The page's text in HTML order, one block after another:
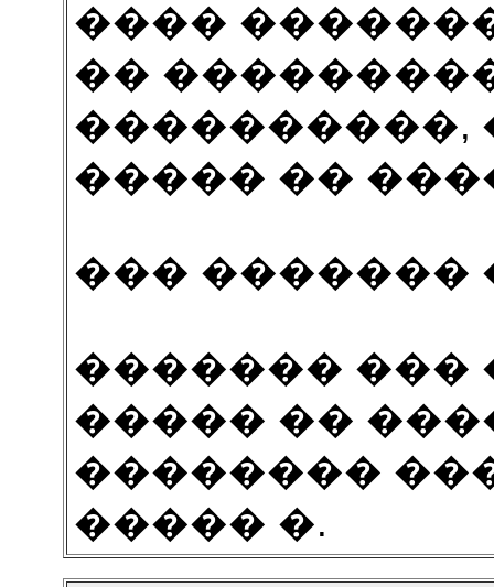
����
��
����������,
����� ��
��� �������
������� ���
����� ��
��������
����� �.